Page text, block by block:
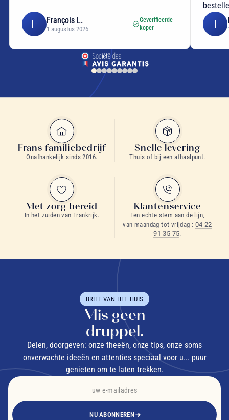
F François L.
1 augustus 2026
Geverifieerde
koper
I
Frans familiebedrijf
Onafhankelijk sinds 2016.
Snelle levering
Thuis of bij een afhaalpunt.
Met zorg bereid
In het zuiden van Frankrijk.
Klantenservice
Een echte stem aan de lijn,
van maandag tot vrijdag : 04 22
91 35 75.
BRIEF VAN HET HUIS
Mis geen
druppel.
Delen, doorgeven: onze theeën, onze tips, onze soms
onverwachte ideeën en attenties speciaal voor u... puur
genieten om te laten trekken.
NU ABONNEREN